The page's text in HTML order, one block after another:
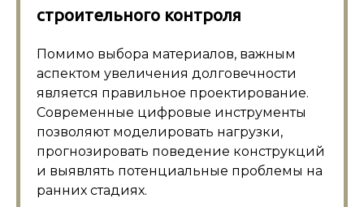
строительного контроля
Помимо выбора материалов, важным
аспектом увеличения долговечности
является правильное проектирование.
Современные цифровые инструменты
позволяют моделировать нагрузки,
прогнозировать поведение конструкций
и выявлять потенциальные проблемы на
ранних стадиях.